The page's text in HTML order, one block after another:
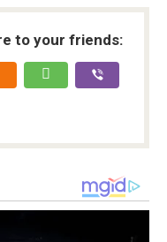
to your friends: